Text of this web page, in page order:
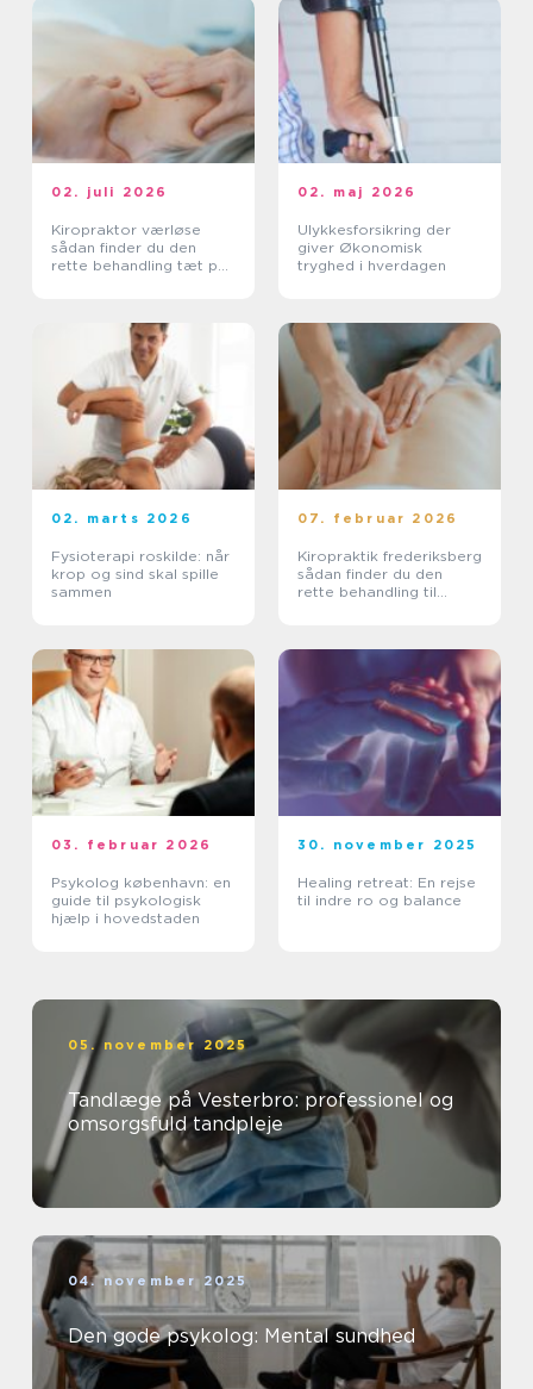
02. juli 2026
Kiropraktor værløse
sådan finder du den
rette behandling tæt på
02. maj 2026
Ulykkesforsikring der
giver Økonomisk
tryghed i hverdagen
02. marts 2026
Fysioterapi roskilde: når
krop og sind skal spille
sammen
07. februar 2026
Kiropraktik frederiksberg
sådan finder du den
rette behandling til
03. februar 2026
Psykolog københavn: en
guide til psykologisk
hjælp i hovedstaden
30. november 2025
Healing retreat: En rejse
til indre ro og balance
05. november 2025
Tandlæge på Vesterbro: professionel og
omsorgsfuld tandpleje
04. november 2025
Den gode psykolog: Mental sundhed